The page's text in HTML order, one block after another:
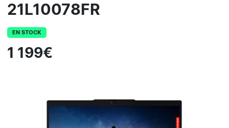
21L10078FR
EN STOCK
1 199€